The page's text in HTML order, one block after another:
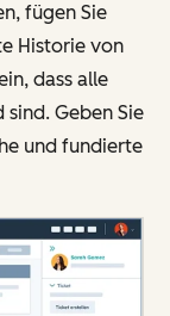
fügen Sie
Historie von
dass alle
Geben Sie
und fundierte